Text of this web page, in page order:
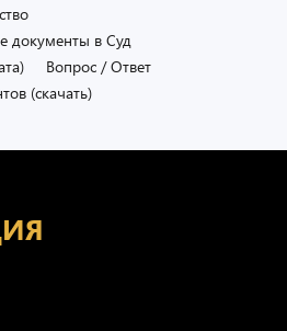
документы в Суд
Вопрос / Ответ
(скачать)